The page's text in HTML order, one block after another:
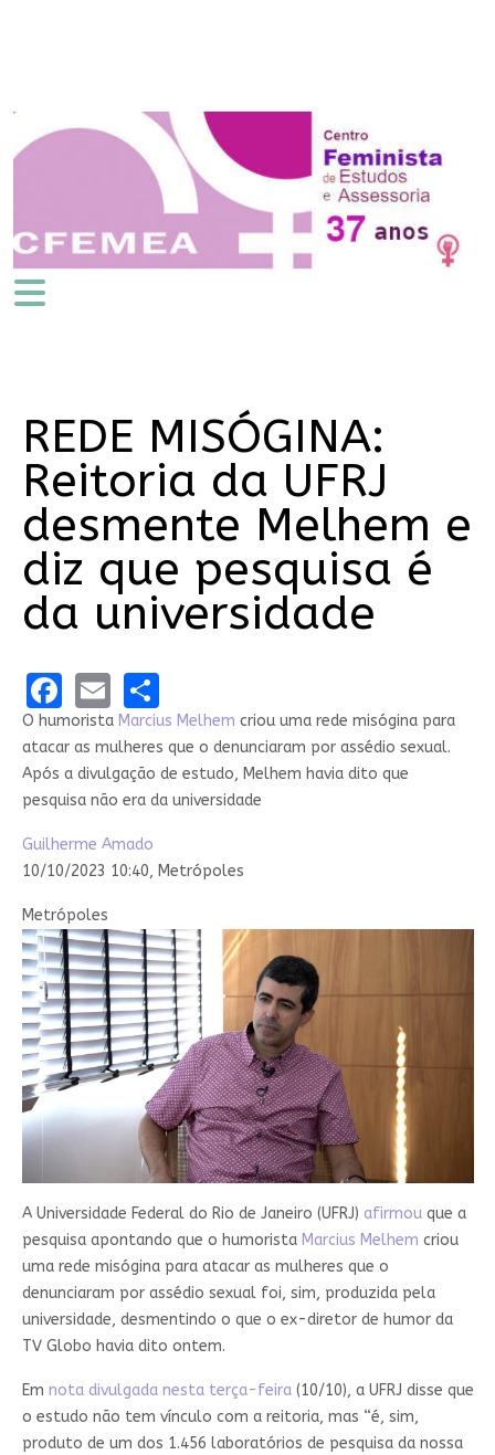
REDE MISÓGINA:
Reitoria da UFRJ
desmente Melhem e
diz que pesquisa é
da universidade
Facebook
EmailShare
O humorista Marcius Melhem criou uma rede misógina para
atacar as mulheres que o denunciaram por assédio sexual.
Após a divulgação de estudo, Melhem havia dito que
pesquisa não era da universidade
Guilherme Amado
10/10/2023 10:40, Metrópoles
Metrópoles
A Universidade Federal do Rio de Janeiro (UFRJ) afirmouque a
pesquisa apontando que o humorista Marcius Melhem criou
uma rede misógina para atacar as mulheres que o
denunciaram por assédio sexual foi, sim, produzida pela
universidade, desmentindo o que o ex-diretor de humor da
TV Globo havia dito ontem.
Em nota divulgada nesta terça-feira(10/10), a UFRJ disse que
o estudo não tem vínculo com a reitoria, mas “é, sim,
produto de um dos 1.456 laboratórios de pesquisa da nossa